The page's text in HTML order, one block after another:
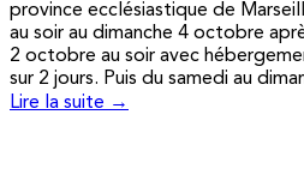
province ecclésiastique de
au soir au dimanche 4 octobre
2 octobre au soir avec
sur 2 jours. Puis du samedi au
Lire la suite →